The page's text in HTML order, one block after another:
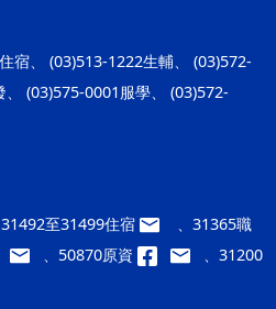
宿、 (03)513-1222生輔、 (03)572-
(03)575-0001服學、 (03)572-
31492至31499住宿
、31365職
、50870原資
、31200